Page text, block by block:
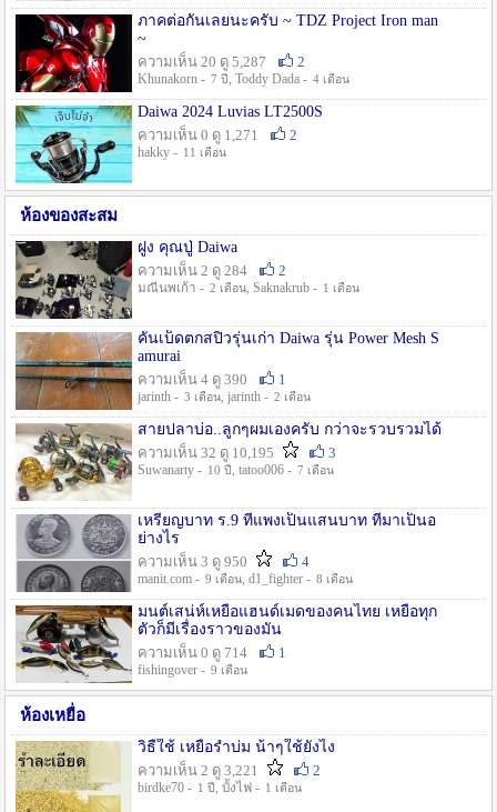
ภาคต่อกันเลยนะครับ ~ TDZ Project Iron man
~
ความเห็น 20 ดู 5,287
2
Khunakorn - 7 ปี , Toddy Dada - 4 เดือน
Daiwa 2024 Luvias LT2500S
ความเห็น 0 ดู 1,271
2
hakky - 11 เดือน
ห้องของสะสม
ฝูง คุณปู่ Daiwa
ความเห็น 2 ดู 284
2
มณีนพเก้า - 2 เดือน, Saknakrub - 1 เดือน
คันเบ็ดตกสปิ๋วรุ่นเก่า Daiwa รุ่น Power Mesh S
amurai
ความเห็น 4 ดู 390
1
jarinth - 3 เดือน, jarinth - 2 เดือน
สายปลาบ่อ..ลูกๆผมเองครับ กว่าจะรวบรวมได้
ความเห็น 32 ดู 10,195
3
Suwanarty - 10 ปี , tatoo006 - 7 เดือน
เหรียญบาท ร.9 ที่แพงเป็นแสนบาท ที่มาเป็นอ
ย่างไร
ความเห็น 3 ดู 950
4
manit.com - 9 เดือน, d1_fighter - 8 เดือน
มนต์เสน่ห์เหยื่อแฮนด์เมดของคนไทย เหยื่อทุก
ตัวก็มีเรื่องราวของมัน
ความเห็น 0 ดู 714
1
fishingover - 9 เดือน
ห้องเหยื่อ
วิธืใช้ เหยื่อรำบ่ม น้าๆใช้ยังไง
ความเห็น 2 ดู 3,221
2
birdke70 - 1 ปี , บั้งไฟ - 1 เดือน